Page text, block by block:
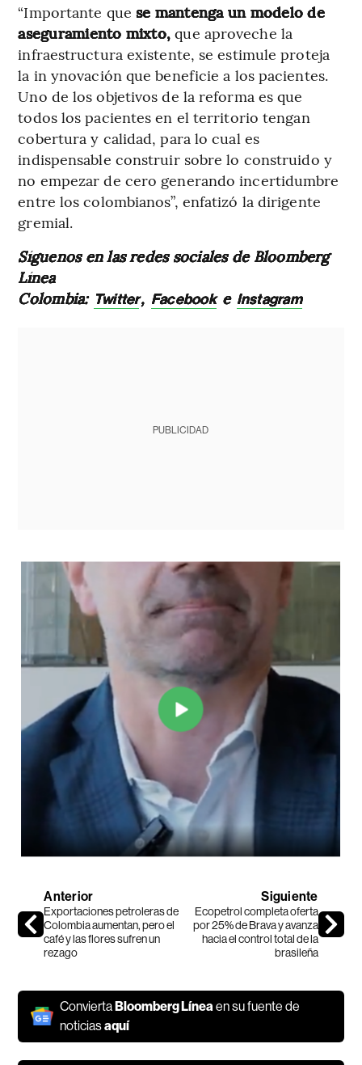
“Importante que se mantenga un modelo de
aseguramiento mixto, que aproveche la
infraestructura existente, se estimule proteja
la in ynovación que beneficie a los pacientes.
Uno de los objetivos de la reforma es que
todos los pacientes en el territorio tengan
cobertura y calidad, para lo cual es
indispensable construir sobre lo construido y
no empezar de cero generando incertidumbre
entre los colombianos”, enfatizó la dirigente
gremial.
Síguenos en las redes sociales de Bloomberg
Línea
Colombia: Twitter, Facebooke Instagram
PUBLICIDAD
Anterior
Exportaciones petroleras de
Colombia aumentan, pero el
café y las flores sufren un
rezago
Siguiente
Ecopetrol completa oferta
por 25% de Brava y avanza
hacia el control total de la
brasileña
ConviertaBloomberg Línea en su fuente de
noticiasaquí